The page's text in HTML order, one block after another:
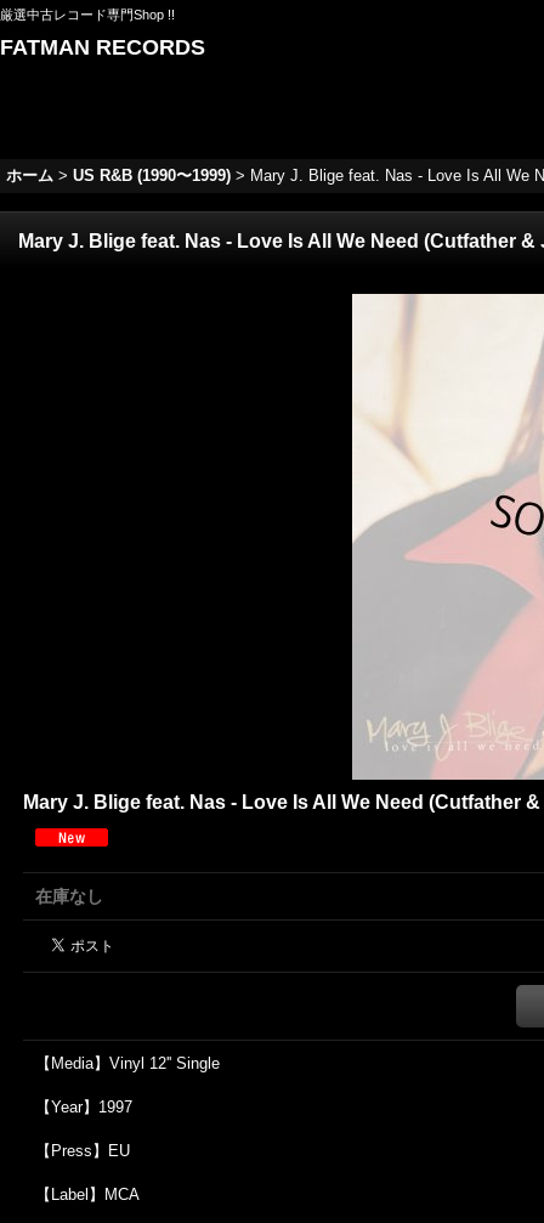
厳選中古レコード専門Shop !!
FATMAN RECORDS
ホーム > US R&B (1990〜1999) > Mary J. Blige feat. Nas - Love Is All We
Mary J. Blige feat. Nas - Love Is All We Need (Cutfather &
Mary J. Blige feat. Nas - Love Is All We Need (Cutfather
在庫なし
【Media】Vinyl 12'' Single
【Year】1997
【Press】EU
【Label】MCA